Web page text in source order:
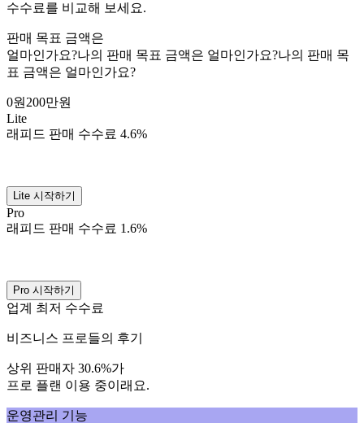
수수료를 비교해 보세요.
판매 목표 금액은
얼마인가요?나의 판매 목표 금액은 얼마인가요?나의 판매 목
표 금액은 얼마인가요?
0원 200만원
Lite
래피드 판매 수수료 4.6%
Lite 시작하기
Pro
래피드 판매 수수료 1.6%
Pro 시작하기
업계 최저 수수료
비즈니스 프로들의 후기
상위 판매자 30.6%가
프로 플랜 이용 중이래요.
운영관리 기능